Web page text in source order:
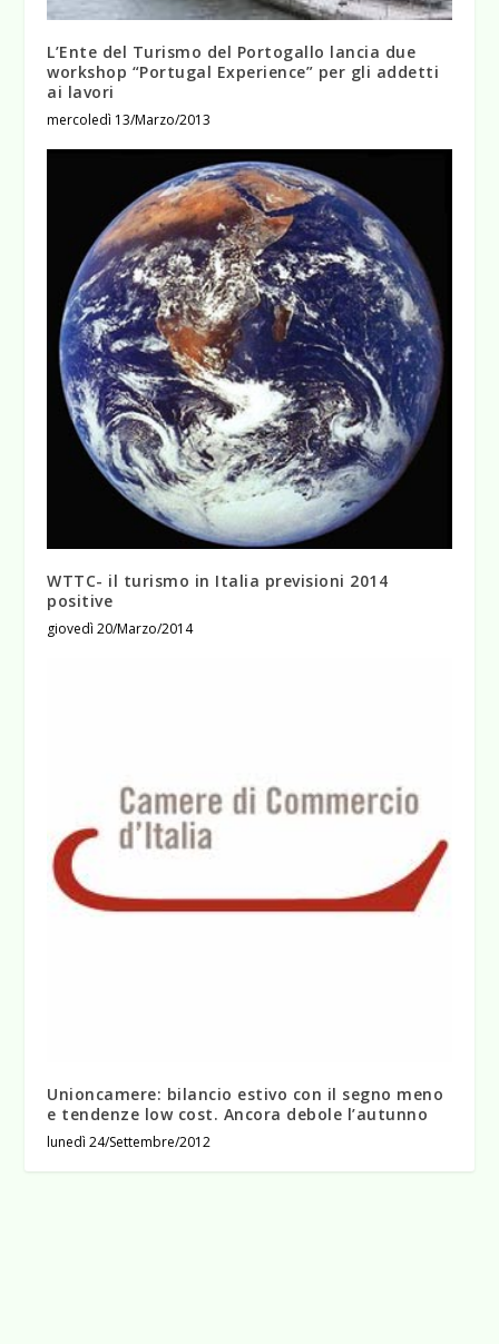
L’Ente del Turismo del Portogallo lancia due
workshop “Portugal Experience” per gli addetti
ai lavori
mercoledì 13/Marzo/2013
WTTC- il turismo in Italia previsioni 2014
positive
giovedì 20/Marzo/2014
Unioncamere: bilancio estivo con il segno meno
e tendenze low cost. Ancora debole l’autunno
lunedì 24/Settembre/2012